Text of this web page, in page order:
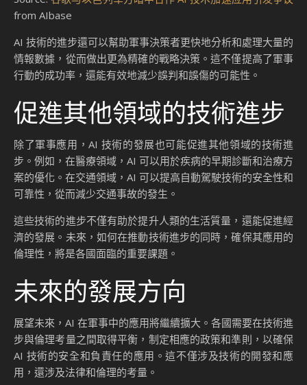
from AIbase
AI 技術的進步還可以幫助軍事決策者更快地分析和處理大量的
情報數據，從而做出更為精確的戰略決策。這不僅提高了軍事
行動的成功率，還能有效地減少誤判和誤傷的可能性。
促進其他領域的技術進步
除了軍事應用，AI 技術的發展也可能促進其他領域的技術進
步。例如，在醫療領域，AI 可以用於疾病的早期診斷和治療方
案的優化。在交通領域，AI 可以提高自動駕駛技術的安全性和
可靠性，從而減少交通事故的發生。
這些技術的進步不僅有助於提升人類的生活質量，還能促進經
濟的發展。未來，如何在推動技術進步的同時，確保其應用的
倫理性，將是各國面臨的重要課題。
未來的發展方向
展望未來，AI 在軍事中的應用將繼續擴大。各國需要在技術進
步與倫理考量之間取得平衡，制定相應的政策和準則，以確保
AI 技術的安全和負責任的應用。這不僅涉及技術的開發和應
用，還涉及法律和倫理的考量。